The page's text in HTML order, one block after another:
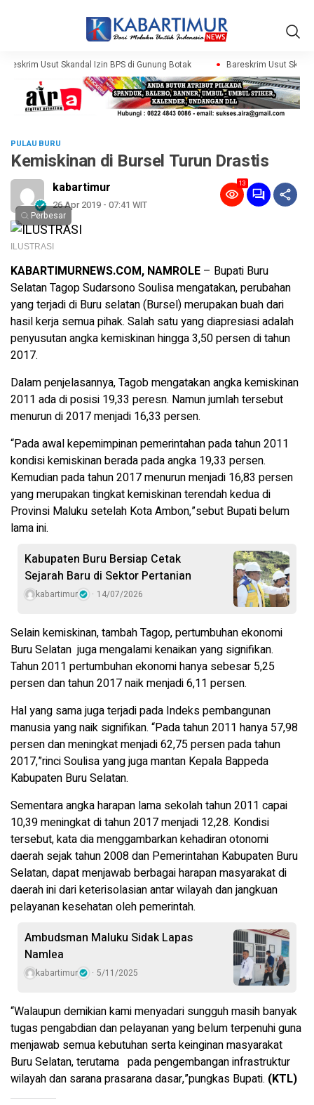
Usut Skandal Izin BPS di Gunung Botak Bareskrim Usut
PULAU BURU
Kemiskinan di Bursel Turun Drastis
kabartimur
26 Apr 2019 - 07:41 WIT
13
Perbesar
ILUSTRASI
KABARTIMURNEWS.COM, NAMROLE – Bupati Buru
Selatan Tagop Sudarsono Soulisa mengatakan, perubahan
yang terjadi di Buru selatan (Bursel) merupakan buah dari
hasil kerja semua pihak. Salah satu yang diapresiasi adalah
penyusutan angka kemiskinan hingga 3,50 persen di tahun
2017.
Dalam penjelasannya, Tagob mengatakan angka kemiskinan
2011 ada di posisi 19,33 peresn. Namun jumlah tersebut
menurun di 2017 menjadi 16,33 persen.
“Pada awal kepemimpinan pemerintahan pada tahun 2011
kondisi kemiskinan berada pada angka 19,33 persen.
Kemudian pada tahun 2017 menurun menjadi 16,83 persen
yang merupakan tingkat kemiskinan terendah kedua di
Provinsi Maluku setelah Kota Ambon,”sebut Bupati belum
lama ini.
Kabupaten Buru Bersiap Cetak
Sejarah Baru di Sektor Pertanian
kabartimur 14/07/2026
Selain kemiskinan, tambah Tagop, pertumbuhan ekonomi
Buru Selatan juga mengalami kenaikan yang signifikan.
Tahun 2011 pertumbuhan ekonomi hanya sebesar 5,25
persen dan tahun 2017 naik menjadi 6,11 persen.
Hal yang sama juga terjadi pada Indeks pembangunan
manusia yang naik signifikan. “Pada tahun 2011 hanya 57,98
persen dan meningkat menjadi 62,75 persen pada tahun
2017,”rinci Soulisa yang juga mantan Kepala Bappeda
Kabupaten Buru Selatan.
Sementara angka harapan lama sekolah tahun 2011 capai
10,39 meningkat di tahun 2017 menjadi 12,28. Kondisi
tersebut, kata dia menggambarkan kehadiran otonomi
daerah sejak tahun 2008 dan Pemerintahan Kabupaten Buru
Selatan, dapat menjawab berbagai harapan masyarakat di
daerah ini dari keterisolasian antar wilayah dan jangkuan
pelayanan kesehatan oleh pemerintah.
Ambudsman Maluku Sidak Lapas
Namlea
kabartimur 5/11/2025
“Walaupun demikian kami menyadari sungguh masih banyak
tugas pengabdian dan pelayanan yang belum terpenuhi guna
menjawab semua kebutuhan serta keinginan masyarakat
Buru Selatan, terutama pada pengembangan infrastruktur
wilayah dan sarana prasarana dasar,”pungkas Bupati. (KTL)